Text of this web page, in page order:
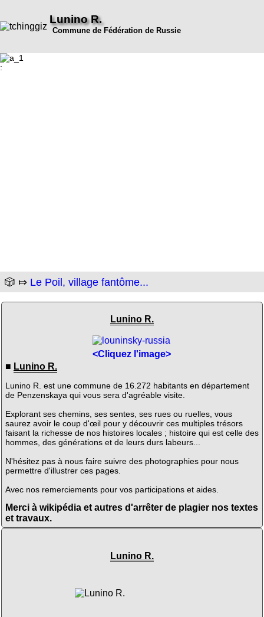
Lunino R.
Commune de Fédération de Russie
:
🎲 ⤇ Le Poil, village fantôme...
Lunino R.
<Cliquez l'image>
■ Lunino R.
Lunino R. est une commune de 16.272 habitants en département
de Penzenskaya qui vous sera d'agréable visite.
Explorant ses chemins, ses sentes, ses rues ou ruelles, vous
saurez avoir le coup d'œil pour y découvrir ces multiples trésors
faisant la richesse de nos histoires locales ; histoire qui est celle des
hommes, des générations et de leurs durs labeurs...
N'hésitez pas à nous faire suivre des photographies pour nous
permettre d'illustrer ces pages.
Avec nos remerciements pour vos participations et aides.
Merci à wikipédia et autres d'arrêter de plagier nos textes
et travaux.
Lunino R.